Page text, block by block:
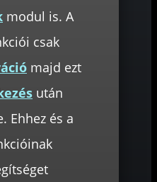
modul is. A
csak
majd ezt
után
Ehhez és a